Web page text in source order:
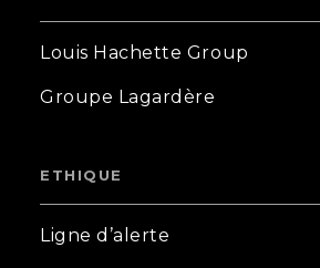
Louis Hachette Group
Groupe Lagardère
ETHIQUE
Ligne d’alerte